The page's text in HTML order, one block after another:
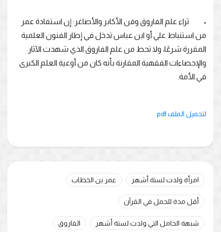
• ثراء علم الفاروق وفن الأكابر والأصاغر: إن استفادة عمر
من استنباط علي أو ابن عباس تدخل في إطار الفنون العلمية
المقررة شرعًا، ولا تحط من علم الفاروق الذي شهدت الآثار
والإحصاءات الفقهية المقارنة بأنه كان من أوعية العلم الكبرى
في الأمة.
لتحميل الملف pdf
امرأة ولدت لستة أشهر عمر بن الخطاب
أقل مدة للحمل في القرآن
شبهة الحامل التي ولدت لستة أشهر الفاروق